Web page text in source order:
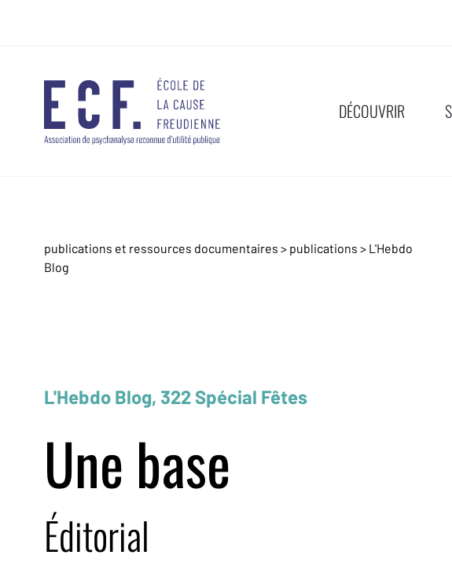
DÉCOUVRIR
publications et ressources documentaires > publications > L'Hebdo
Blog
L'Hebdo Blog, 322 Spécial Fêtes
Une base
Éditorial